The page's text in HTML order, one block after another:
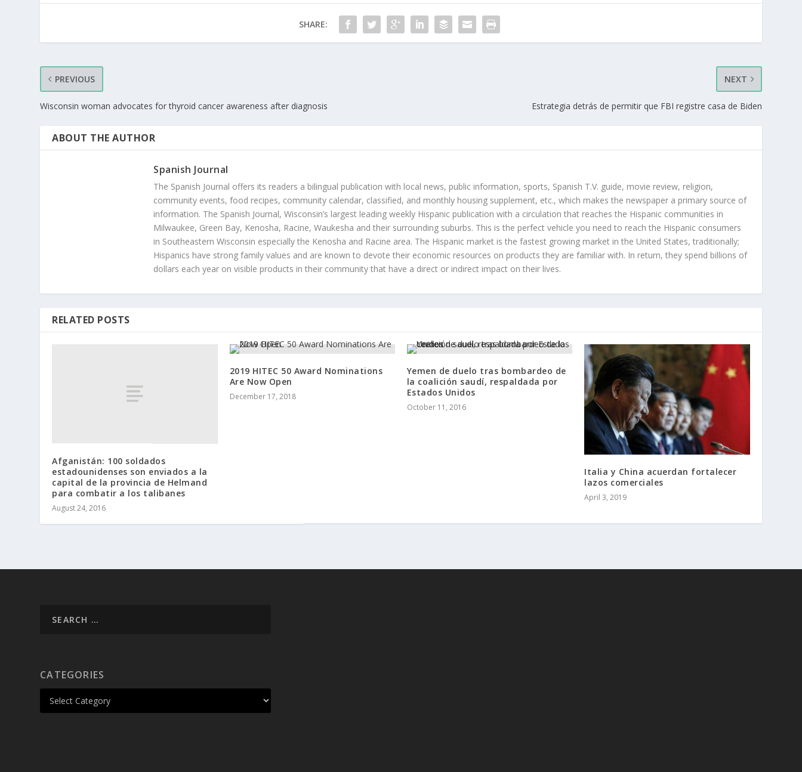
SHARE:
PREVIOUS
Wisconsin woman advocates for thyroid cancer awareness after diagnosis
NEXT
Estrategia detrás de permitir que FBI registre casa de Biden
ABOUT THE AUTHOR
Spanish Journal
The Spanish Journal offers its readers a bilingual publication with local news, public information, sports, Spanish T.V. guide, movie review, religion,
community events, food recipes, community calendar, classified, and monthly housing supplement, etc., which makes the newspaper a primary source of
information. The Spanish Journal, Wisconsin’s largest leading weekly Hispanic publication with a circulation that reaches the Hispanic communities in
Milwaukee, Green Bay, Kenosha, Racine, Waukesha and their surrounding suburbs. This is the perfect vehicle you need to reach the Hispanic consumers
in Southeastern Wisconsin especially the Kenosha and Racine area. The Hispanic market is the fastest growing market in the United States, traditionally;
Hispanics have strong family values and are known to devote their economic resources on products they are familiar with. In return, they spend billions of
dollars each year on visible products in their community that have a direct or indirect impact on their lives.
RELATED POSTS
Afganistán: 100 soldados
estadounidenses son enviados a la
capital de la provincia de Helmand
para combatir a los talibanes
August 24, 2016
2019 HITEC 50 Award Nominations
Are Now Open
December 17, 2018
Yemen de duelo tras bombardeo de
la coalición saudí, respaldada por
Estados Unidos
October 11, 2016
Italia y China acuerdan fortalecer
lazos comerciales
April 3, 2019
CATEGORIES